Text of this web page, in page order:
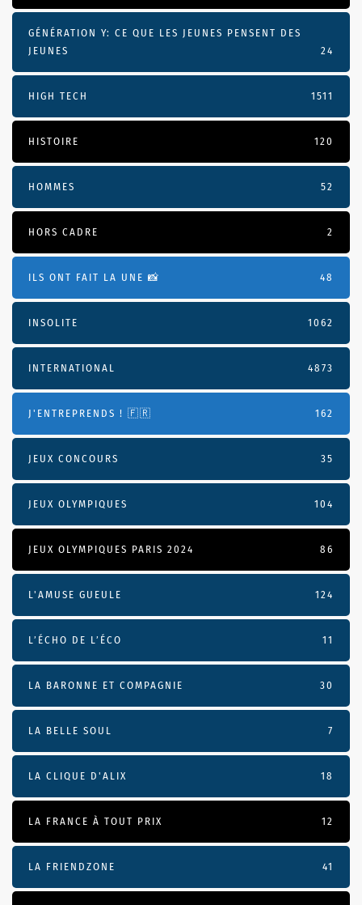
GÉNÉRATION Y: CE QUE LES JEUNES PENSENT DES
JEUNES
24
HIGH TECH 1511
HISTOIRE 120
HOMMES 52
HORS CADRE 2
ILS ONT FAIT LA UNE 📸 48
INSOLITE 1062
INTERNATIONAL 4873
J'ENTREPRENDS ! 🇫🇷 162
JEUX CONCOURS 35
JEUX OLYMPIQUES 104
JEUX OLYMPIQUES PARIS 2024 86
L'AMUSE GUEULE 124
L’ÉCHO DE L’ÉCO 11
LA BARONNE ET COMPAGNIE 30
LA BELLE SOUL 7
LA CLIQUE D'ALIX 18
LA FRANCE À TOUT PRIX 12
LA FRIENDZONE 41